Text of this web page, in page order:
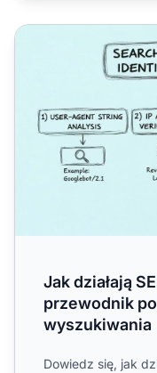
Jak działają
Jak działają
przewodnik
wyszukiwania
Dowiedz się, jak